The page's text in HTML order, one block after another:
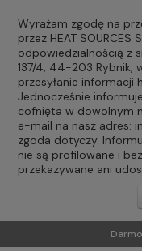
Wyrażam zgodę na
przez HEAT SOURCES
odpowiedzialnością z
137/4, 44-203 Rybnik,
przesyłanie informacji
Jednocześnie
cofnięta w dowolnym
e-mail na nasz adres:
zgoda dotyczy.
nie są profilowane i
przekazywane ani